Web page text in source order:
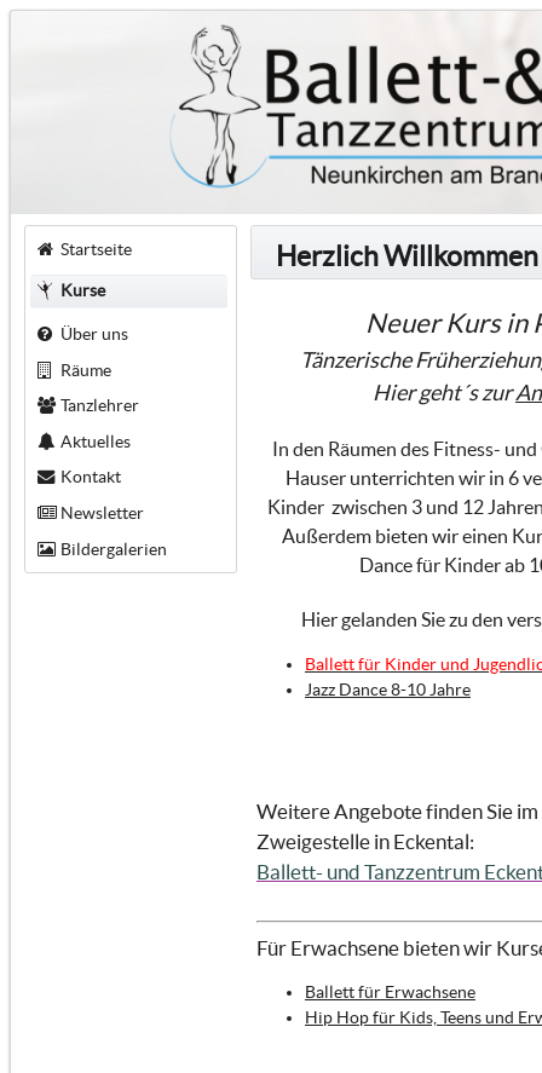
Startseite
Kurse
Über uns
Räume
Tanzlehrer
Aktuelles
Kontakt
Newsletter
Bildergalerien
Herzlich
Neuer Kurs in
Tänzerische
Hier geht´s zur
In den Räumen des Fitness-
Hauser unterrichten wir in 6
Kinder zwischen 3 und 12
Außerdem bieten wir einen
Dance für Kinder ab
Hier gelanden Sie zu den
Ballett für Kinder und
Jazz Dance 8-10 Jahre
Weitere Angebote finden Sie
Zweigestelle in Eckental:
Ballett- und Tanzzentrum
Für Erwachsene bieten wir
Ballett für Erwachsene
Hip Hop für Kids, Teens und